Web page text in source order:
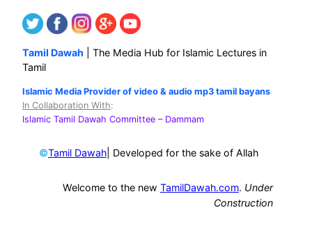
Tamil Dawah | The Media Hub for Islamic Lectures in
Tamil
Islamic Media Provider of video & audio mp3 tamil bayans
In Collaboration With:
Islamic Tamil Dawah Committee – Dammam
©Tamil Dawah | Developed for the sake of Allah
Welcome to the new TamilDawah.com. Under
Construction